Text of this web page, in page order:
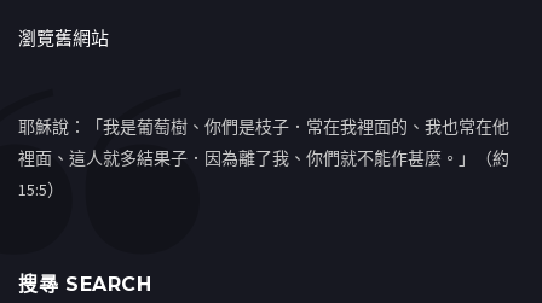
瀏覽舊網站
耶穌說：「我是葡萄樹、你們是枝子．常在我裡面的、我也常在他
裡面、這人就多結果子．因為離了我、你們就不能作甚麼。」（約
15:5）
搜㝷 SEARCH